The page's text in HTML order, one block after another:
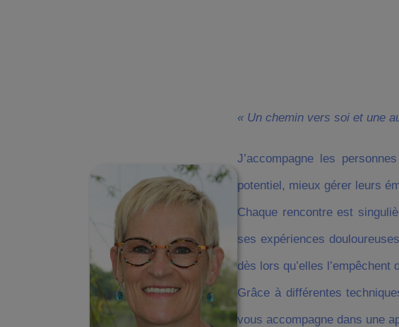
« Un chemin vers soi et une
J’accompagne les
potentiel, mieux gérer leurs
Chaque rencontre est
ses expériences
dès lors qu’elles
Grâce à différentes
vous accompagne dans une